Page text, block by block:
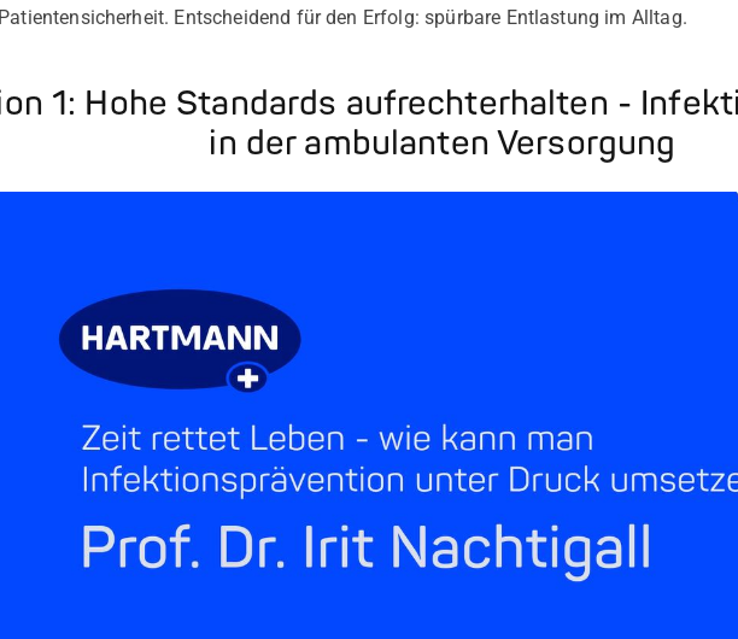
Entscheidend für den Erfolg: spürbare Entlastung im Alltag.
1: Hohe Standards aufrechterhalten -
in der ambulanten Versorgung